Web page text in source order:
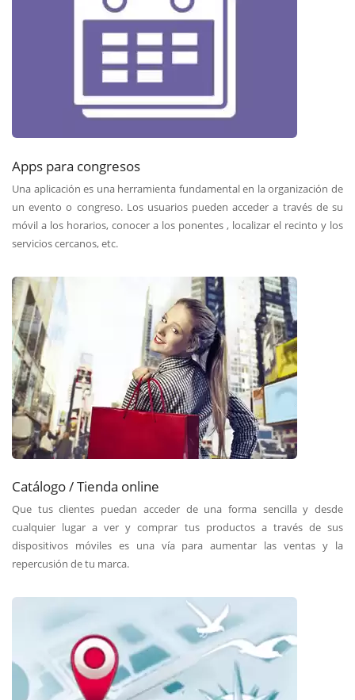
Apps para congresos
Una aplicación es una herramienta fundamental en la organización de
un evento o congreso. Los usuarios pueden acceder a través de su
móvil a los horarios, conocer a los ponentes , localizar el recinto y los
servicios cercanos, etc.
Catálogo / Tienda online
Que tus clientes puedan acceder de una forma sencilla y desde
cualquier lugar a ver y comprar tus productos a través de sus
dispositivos móviles es una vía para aumentar las ventas y la
repercusión de tu marca.